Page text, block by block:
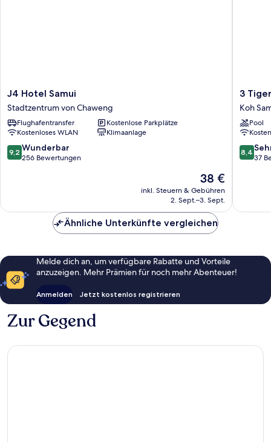
J4
Hotel
Samui
Stadtzentrum
von
Chaweng
J4 Hotel Samui
Stadtzentrum von Chaweng
Flughafentransfer
Kostenlose Parkplätze
Kostenloses WLAN
Klimaanlage
9.2
von
9,2 Wunderbar
256 Bewertungen
Der
Preis
beträgt
38 €
inkl. Steuern & Gebühren
2. Sept.–3. Sept.
3
Tigers
Resort
&
Hostel
Koh
Samui
3
Koh
Pool
8.4
von
8,4
37
Ähnliche Unterkünfte vergleichen
Melde dich an, um verfügbare Rabatte und Vorteile
anzuzeigen. Mehr Prämien für noch mehr Abenteuer!
Anmelden Jetzt kostenlos registrieren
Zur Gegend